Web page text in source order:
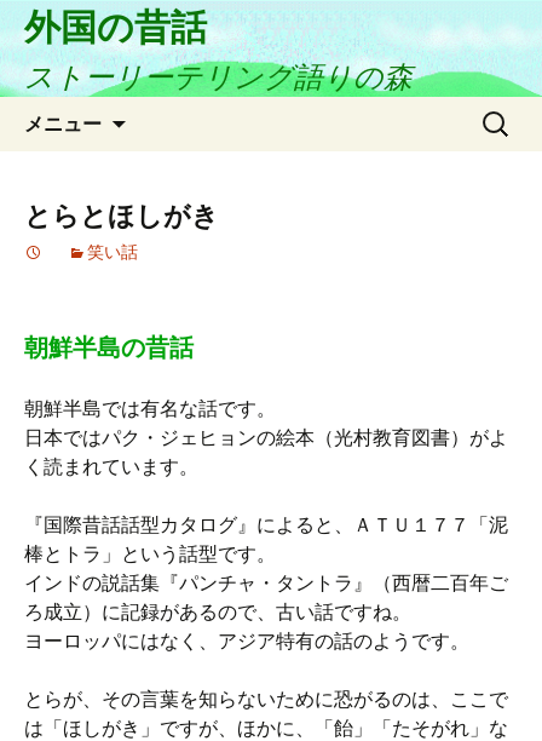
外国の昔話
ストーリーテリング語りの森
メニュー
ン
ツ
へ
ッ
検
とらとほしがき
笑い話
朝鮮半島の昔話
朝鮮半島では有名な話です。
日本ではパク・ジェヒョンの絵本（光村教育図書）がよ
く読まれています。
『国際昔話話型カタログ』によると、ＡＴＵ１７７「泥
棒とトラ」という話型です。
インドの説話集『パンチャ・タントラ』（西暦二百年ご
ろ成立）に記録があるので、古い話ですね。
ヨーロッパにはなく、アジア特有の話のようです。
とらが、その言葉を知らないために恐がるのは、ここで
は「ほしがき」ですが、ほかに、「飴」「たそがれ」な